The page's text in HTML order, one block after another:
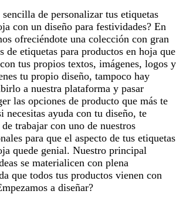
sencilla de personalizar tus etiquetas
con un diseño para festividades? En
ofreciéndote una colección con gran
de etiquetas para productos en hoja que
tus propios textos, imágenes, logos y
tu propio diseño, tampoco hay
a nuestra plataforma y pasar
las opciones de producto que más te
necesitas ayuda con tu diseño, te
trabajar con uno de nuestros
para que el aspecto de tus etiquetas
quede genial. Nuestro principal
se materialicen con plena
que todos tus productos vienen con
a diseñar?